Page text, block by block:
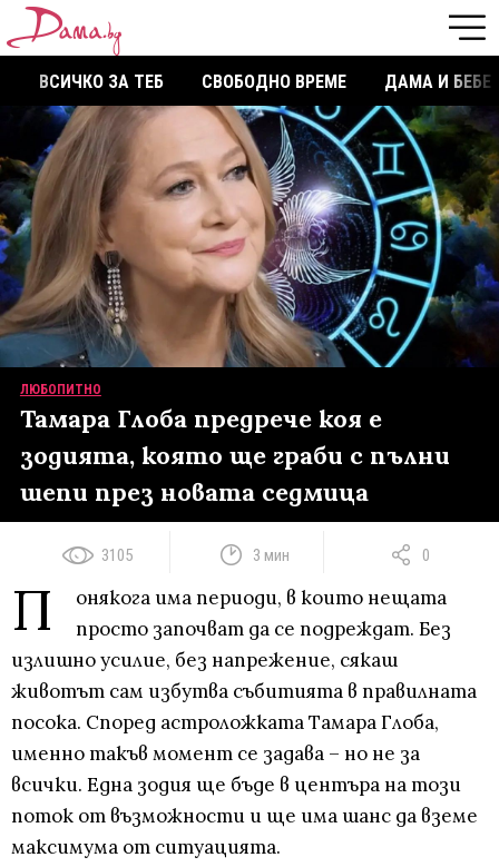
ВСИЧКО ЗА ТЕБ СВОБОДНО ВРЕМЕ ДАМА И БЕБЕ
ЛЮБОПИТНО
Тамара Глоба предрече коя е
зодията, която ще граби с пълни
шепи през новата седмица
3105 3 мин 0
П
онякога има периоди, в които нещата
просто започват да се подреждат. Без
излишно усилие, без напрежение, сякаш
животът сам избутва събитията в правилната
посока. Според астроложката Тамара Глоба,
именно такъв момент се задава – но не за
всички. Една зодия ще бъде в центъра на този
поток от възможности и ще има шанс да вземе
максимума от ситуацията.